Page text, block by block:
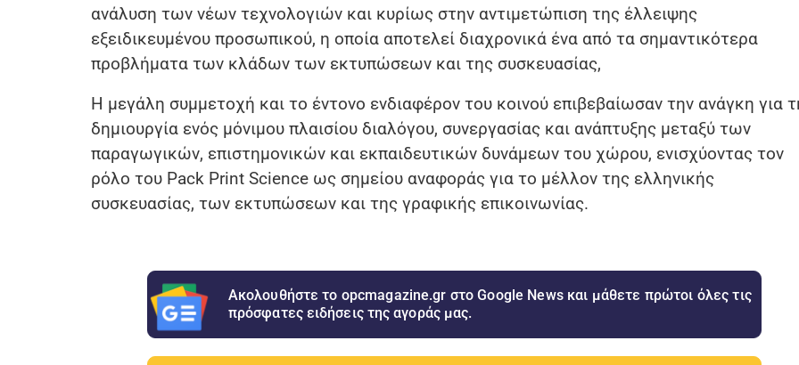
ανάλυση των νέων τεχνολογιών και κυρίως στην αντιμετώπιση της έλλειψης
εξειδικευμένου προσωπικού, η οποία αποτελεί διαχρονικά ένα από τα σημαντικότερα
προβλήματα των κλάδων των εκτυπώσεων και της συσκευασίας,
Η μεγάλη συμμετοχή και το έντονο ενδιαφέρον του κοινού επιβεβαίωσαν την ανάγκη για
δημιουργία ενός μόνιμου πλαισίου διαλόγου, συνεργασίας και ανάπτυξης μεταξύ των
παραγωγικών, επιστημονικών και εκπαιδευτικών δυνάμεων του χώρου, ενισχύοντας τον
ρόλο του Pack Print Science ως σημείου αναφοράς για το μέλλον της ελληνικής
συσκευασίας, των εκτυπώσεων και της γραφικής επικοινωνίας.
Ακολουθήστε το opcmagazine.gr στο Google News και μάθετε πρώτοι όλες τις
πρόσφατες ειδήσεις της αγοράς μας.